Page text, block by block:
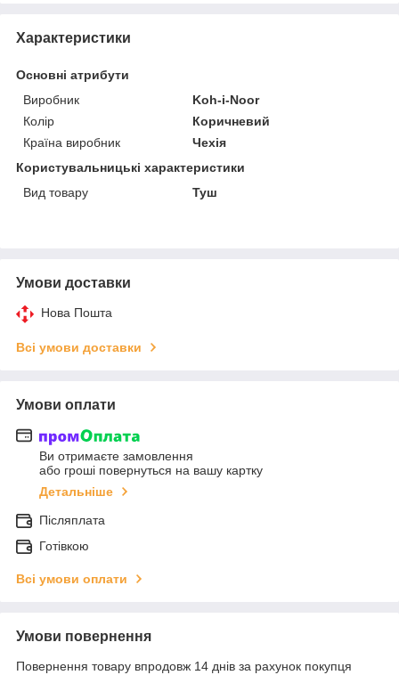
Характеристики
Основні атрибути
Виробник
Koh-i-Noor
Колір
Коричневий
Країна виробник
Чехія
Користувальницькі характеристики
Вид товару
Туш
Умови доставки
Нова Пошта
Всі умови доставки
Умови оплати
Ви отримаєте замовлення
або гроші повернуться на вашу картку
Детальніше
Післяплата
Готівкою
Всі умови оплати
Умови повернення
Повернення товару впродовж 14 днів за рахунок покупця